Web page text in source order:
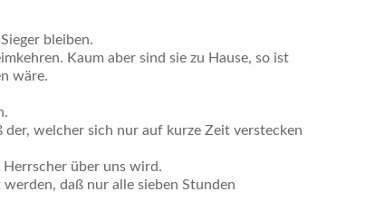
bleiben.
Kaum aber sind sie zu Hause, so ist
wäre.
welcher sich nur auf kurze Zeit verstecken
über uns wird.
daß nur alle sieben Stunden